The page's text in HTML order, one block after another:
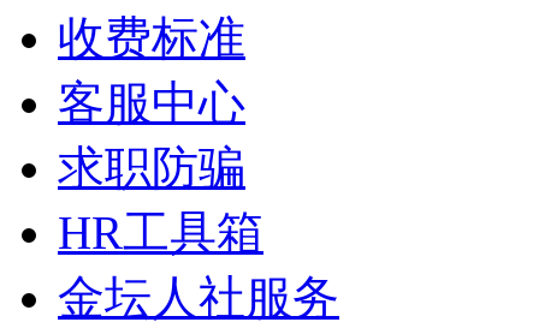
收费标准
客服中心
求职防骗
HR工具箱
金坛人社服务